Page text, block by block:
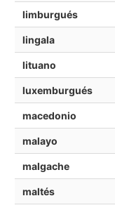
limburgués
lingala
lituano
luxemburgués
macedonio
malayo
malgache
maltés